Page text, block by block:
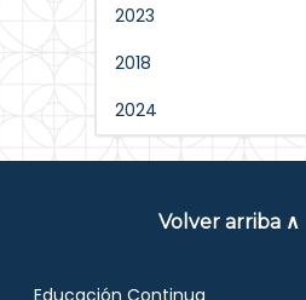
2023
2018
2024
Volver arriba ∧
Educación Continua